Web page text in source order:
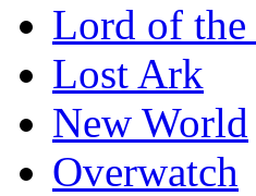
Lord of
Lost Ark
New World
Overwatch